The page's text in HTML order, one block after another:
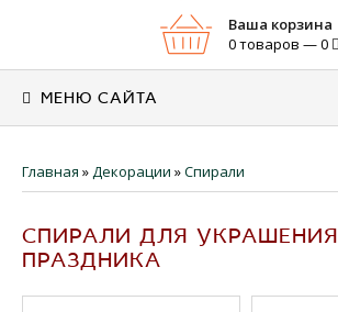
Ваша корзина
0 товаров — 0
МЕНЮ САЙТА
Главная »Декорации »Спирали
СПИРАЛИ ДЛЯ УКРАШЕНИЯ
ПРАЗДНИКА